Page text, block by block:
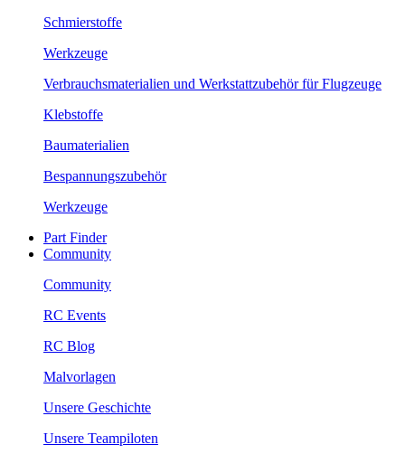
Schmierstoffe
Werkzeuge
Verbrauchsmaterialien und Werkstattzubehör für Flugzeuge
Klebstoffe
Baumaterialien
Bespannungszubehör
Werkzeuge
Part Finder
Community
Community
RC Events
RC Blog
Malvorlagen
Unsere Geschichte
Unsere Teampiloten